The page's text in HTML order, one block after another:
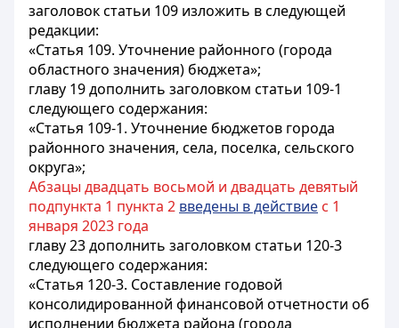
заголовок статьи 109 изложить в следующей
редакции:
«Статья 109. Уточнение районного (города
областного значения) бюджета»;
главу 19 дополнить заголовком статьи 109-1
следующего содержания:
«Статья 109-1. Уточнение бюджетов города
районного значения, села, поселка, сельского
округа»;
Абзацы двадцать восьмой и двадцать девятый
подпункта 1 пункта 2 введены в действие с 1
января 2023 года
главу 23 дополнить заголовком статьи 120-3
следующего содержания:
«Статья 120-3. Составление годовой
консолидированной финансовой отчетности об
исполнении бюджета района (города